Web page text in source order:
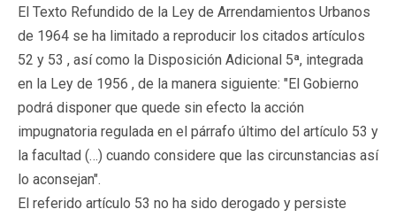
El Texto Refundido de la Ley de Arrendamientos Urbanos
de 1964 se ha limitado a reproducir los citados artículos
52 y 53 , así como la Disposición Adicional 5ª, integrada
en la Ley de 1956 , de la manera siguiente: "El Gobierno
podrá disponer que quede sin efecto la acción
impugnatoria regulada en el párrafo último del artículo 53 y
la facultad (…) cuando considere que las circunstancias así
lo aconsejan".
El referido artículo 53 no ha sido derogado y persiste